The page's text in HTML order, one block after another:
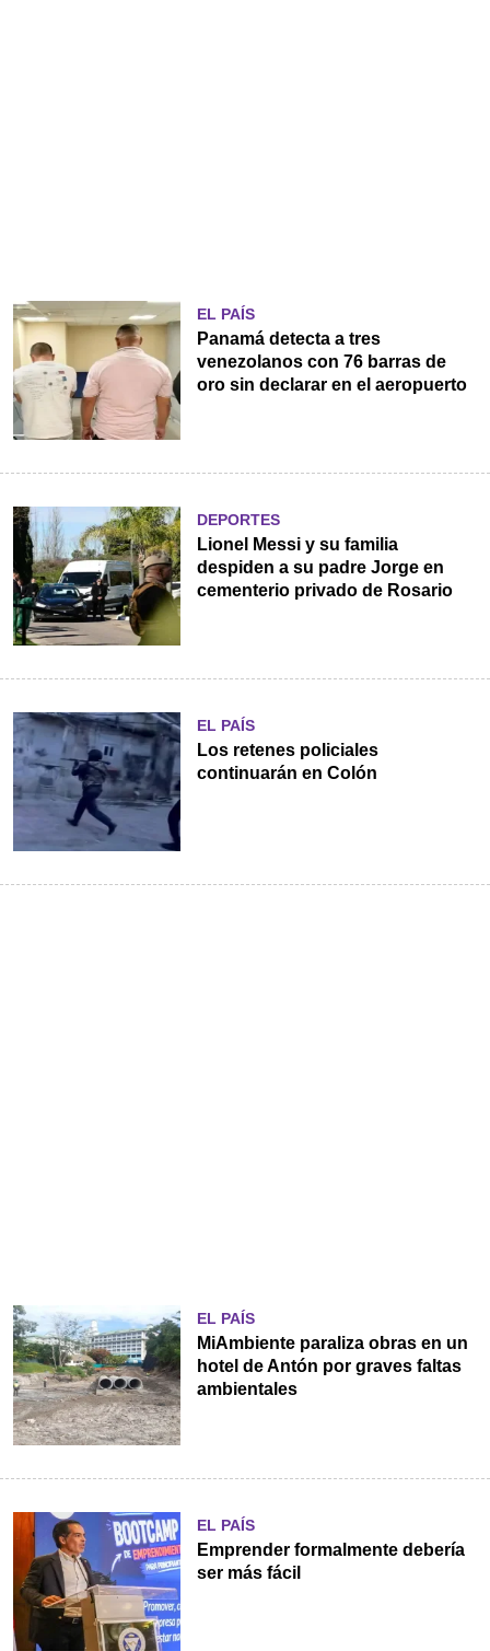
EL PAÍS
Panamá detecta a tres
venezolanos con 76 barras de
oro sin declarar en el aeropuerto
DEPORTES
Lionel Messi y su familia
despiden a su padre Jorge en
cementerio privado de Rosario
EL PAÍS
Los retenes policiales
continuarán en Colón
EL PAÍS
MiAmbiente paraliza obras en un
hotel de Antón por graves faltas
ambientales
EL PAÍS
Emprender formalmente debería
ser más fácil